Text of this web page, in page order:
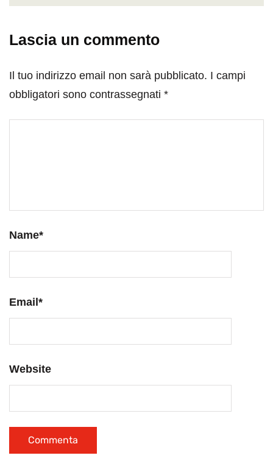
Lascia un commento
Il tuo indirizzo email non sarà pubblicato. I campi
obbligatori sono contrassegnati *
Name*
Email*
Website